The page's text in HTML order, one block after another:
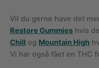
Vil du gerne have det
Restore Gummies hvis
Chill og Mountain High
Vi har også fået en THC